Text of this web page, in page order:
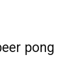
pong